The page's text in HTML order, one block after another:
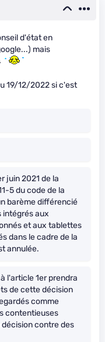
d'état en
mais
19/12/2022 si c'est
juin 2021 de la
5 du code de la
barème différencié
intégrés aux
et aux tablettes
dans le cadre de la
annulée.
l'article 1er prendra
de cette décision
comme
contentieuses
contre des